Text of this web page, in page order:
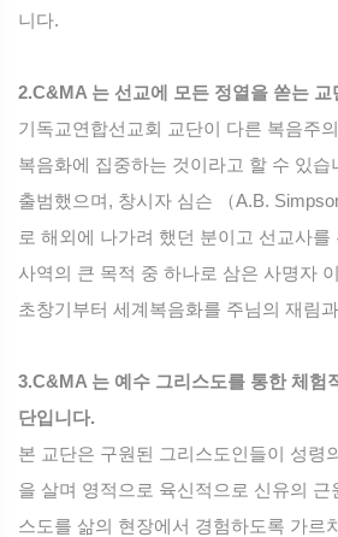
니다.
2.C&MA 는 선교에 모든 정열을 쏟는 교
기독교연합선교회 교단이 다른 복음주
복음화에 집중하는 것이라고 할 수 있습
출범했으며, 창시자 심슨 （A.B.
로 해외에 나가려 했던 분이고 선교사
사역의 큰 목적 중 하나로 삼은 사명자
초창기부터 세계복음화를 주님의 재림
3.C&MA 는 예수 그리스도를 통한 체험
단입니다.
본 교단은 구원된 그리스도인들이 성령
을 살며 영적으로 육신적으로 신유의 근
스도를 삶의 현장에서 경험하도록 가르